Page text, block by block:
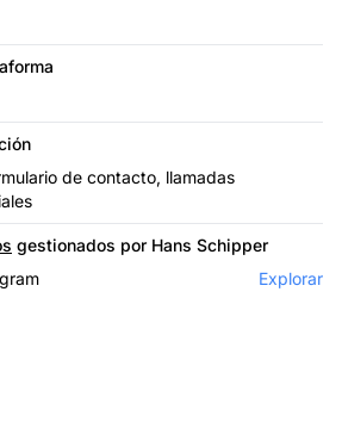
de contacto, llamadas
gestionados por Hans Schipper
Explorar